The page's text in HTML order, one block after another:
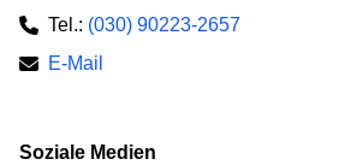
Tel.: (030) 90223-2657
E-Mail
Soziale Medien